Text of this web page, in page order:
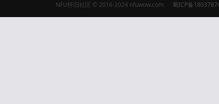
NFU怀旧社区 © 2016-2024 nfuwow.com
蜀ICP备